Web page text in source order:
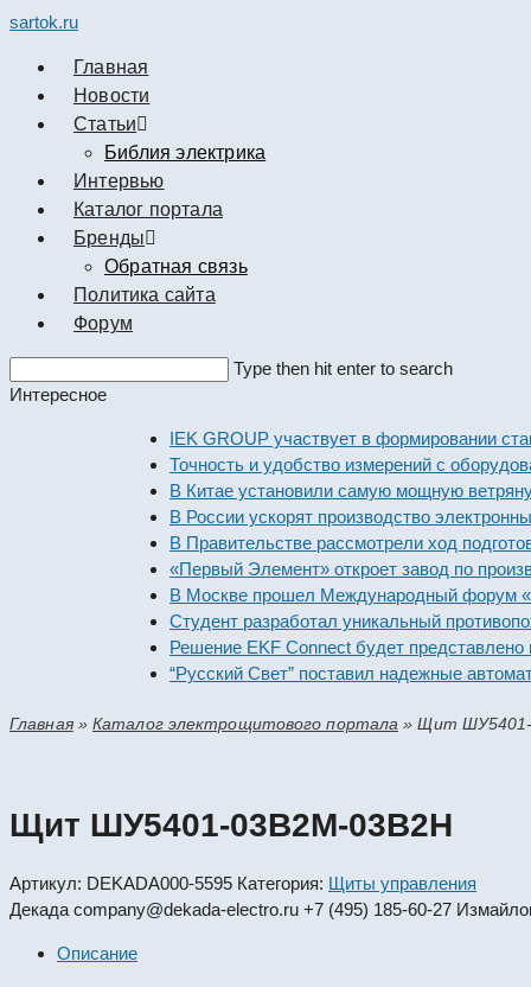
sartok.ru
Главная
Новости
Cтатьи
Библия электрика
Интервью
Каталог портала
Бренды
Обратная связь
Политика сайта
Форум
this
Type then hit enter to search
Интересное
IEK GROUP участвует в формировании
Точность и удобство измерений с
В Китае установили самую мощную ветряную
В России ускорят производство электронных
В Правительстве рассмотрели ход подготовки
«Первый Элемент» откроет завод по
В Москве прошел Международный форум
Студент разработал уникальный
Решение EKF Connect будет представлено на
“Русский Свет” поставил надежные
Главная»Каталог электрощитового портала »Щит
Щит ШУ5401-03В2М-03В2Н
Артикул: DEKADA000-5595 Категория: Щиты управления
Декада company@dekada-electro.ru +7 (495) 185-60-27
Описание